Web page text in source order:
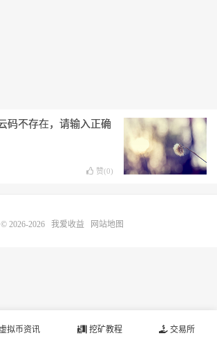
码不存在，请输入正确
赞(0)
虚拟币资讯 挖矿教程 交易所
© 2026-2026 我爱收益 网站地图